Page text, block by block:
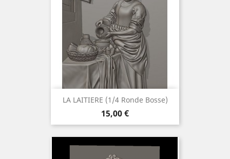
LA LAITIERE (1/4 Ronde Bosse)
Preis
15,00 €